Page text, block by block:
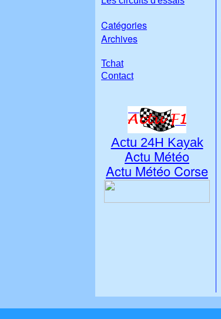
Catégories
Archives
Tchat
Contact
Actu 24H Kayak
Actu Météo
Actu Météo Corse